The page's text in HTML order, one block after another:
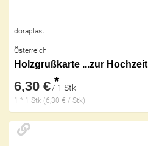
doraplast
Österreich
Holzgrußkarte ...zur Hochzeit
6,30 € *
/ 1 Stk
1 * 1 Stk (6,30 € / Stk)